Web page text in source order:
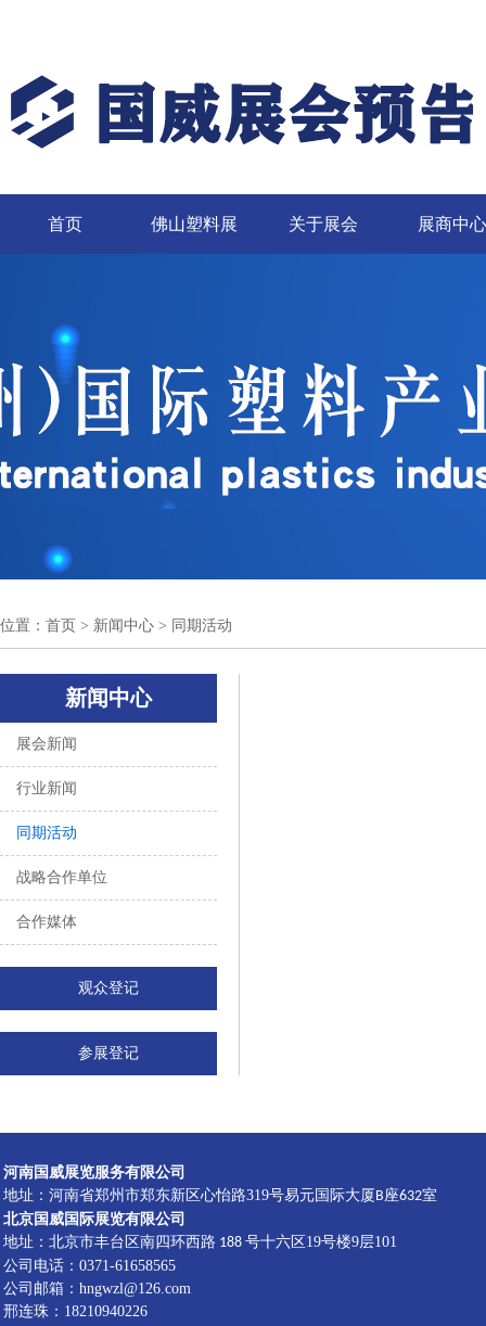
首页 佛山塑料展 关于展会 展商中心
位置： 首页 > 新闻中心 > 同期活动
新闻中心
展会新闻
行业新闻
同期活动
战略合作单位
合作媒体
观众登记
参展登记
河南国威展览服务有限公司
地址：河南省郑州市郑东新区心怡路319号易元国际大厦B座632室
北京国威国际展览有限公司
地址：北京市丰台区南四环西路 188 号十六区19号楼9层101
公司电话：0371-61658565
公司邮箱：hngwzl@126.com
邢连珠：18210940226